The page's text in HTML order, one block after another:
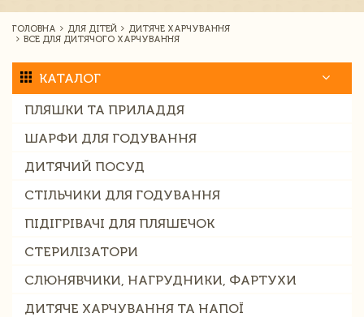
ГОЛОВНА ДЛЯ ДІТЕЙ
ДИТЯЧЕ ХАРЧУВАННЯ
ВСЕ ДЛЯ ДИТЯЧОГО ХАРЧУВАННЯ
КАТАЛОГ
ПЛЯШКИ ТА ПРИЛАДДЯ
ШАРФИ ДЛЯ ГОДУВАННЯ
ДИТЯЧИЙ ПОСУД
СТІЛЬЧИКИ ДЛЯ ГОДУВАННЯ
ПІДІГРІВАЧІ ДЛЯ ПЛЯШЕЧОК
СТЕРИЛІЗАТОРИ
СЛЮНЯВЧИКИ, НАГРУДНИКИ, ФАРТУХИ
ДИТЯЧЕ ХАРЧУВАННЯ ТА НАПОЇ